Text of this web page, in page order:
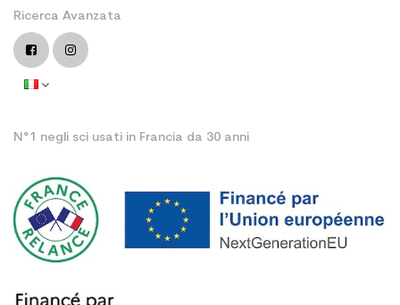
Ricerca Avanzata
N°1 negli sci usati in Francia da 30 anni